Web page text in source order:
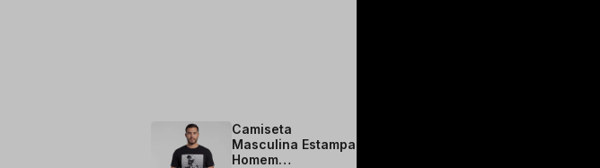
Camiseta
Masculina Estampa
Homem